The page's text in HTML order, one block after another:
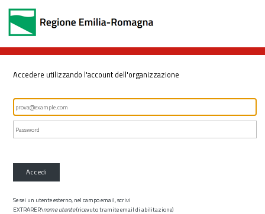
Accedere utilizzando l'account dell'organizzazione
Accedi
Se sei un utente esterno, nel campo email, scrivi
EXTRARER\nome utente(ricevuto tramite email di abilitazione)